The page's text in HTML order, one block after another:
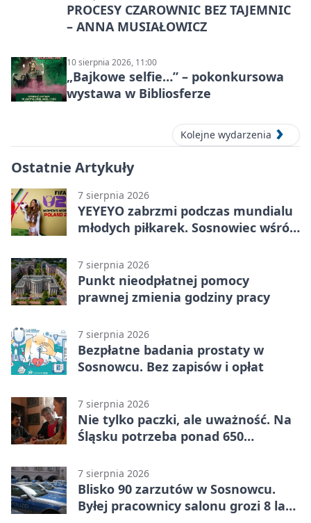
PROCESY CZAROWNIC BEZ TAJEMNIC
– ANNA MUSIAŁOWICZ
10 sierpnia 2026, 11:00
„Bajkowe selfie…” – pokonkursowa
wystawa w Bibliosferze
Kolejne wydarzenia
Ostatnie Artykuły
7 sierpnia 2026
YEYEYO zabrzmi podczas mundialu
młodych piłkarek. Sosnowiec wśród
7 sierpnia 2026
Punkt nieodpłatnej pomocy
prawnej zmienia godziny pracy
7 sierpnia 2026
Bezpłatne badania prostaty w
Sosnowcu. Bez zapisów i opłat
7 sierpnia 2026
Nie tylko paczki, ale uważność. Na
Śląsku potrzeba ponad 650
7 sierpnia 2026
Blisko 90 zarzutów w Sosnowcu.
Byłej pracownicy salonu grozi 8 lat